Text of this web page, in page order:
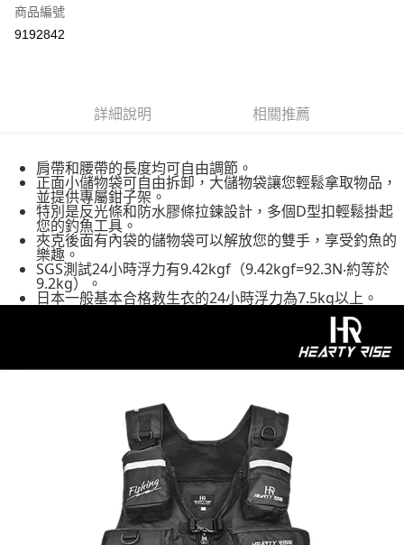
2.付款方式選擇「大哥付你分期」，訂單成立後會自動跳轉到大哥付的交易
流程，驗證手機門號後，選擇欲分期的期數、繳款截止日，確認付款後即完
法說明評估內容。
【繳款方式說明】
2.透過簡訊連結打開帳單後，可選擇「超商條碼／台灣大直營門市／銀行轉
帳／街口支付／iPASS MONEY」等通路繳費。
【注意事項】
1.本服務係由「台灣大哥大股份有限公司」（以下簡稱本公司）所提供，讓
用戶於交易時，得透過本服務購買商品或服務，並由商店將買賣／分期付款
買賣價金債權讓與本公司後，依約使用本公司帳單繳交帳款。
2.基於同意付款使用「大哥付你分期」之契約關係目的，商店將以您的個人
資料（包含姓名、電話或地址）提供予台灣大哥大進項蒐集、處理及利用，
相關說明
【關於「AFTEE先享後付」】
３．安心：先確認商品／服務後，再付款。
１．於結帳方式選擇「AFTEE先享後付」後，將跳轉至「AFTEE先享後付」
結帳頁面，進行簡訊認證並確認金額後，即可完成結帳。
２．訂單成立數日內，您將收到繳費通知簡訊。
３．收到繳費通知簡訊後14天內，點擊此簡訊中的連結，可透過四大超商／
ATM／網路銀行／等多元方式進行付款，方視為交易完成。
※ 請注意：結帳手續完成當下不需立刻繳費，但若您需要取消訂單，請聯絡
購買商品的店家。未經商家同意取消之訂單仍視為有效，需透過AFTEE先享
後付繳納相關費用。
※ 交易是否成功請以「AFTEE先享後付 」之結帳頁面顯示為準，若有關於
https://netprotections.freshdesk.com/support/home
權轉讓予恩沛科技股份有限公司。
２．關於個人資料處理事宜，請瀏覽以下網址：
https://aftee.tw/terms/#terms3
３．未成年的使用者請事先徵得法定代理人或監護人之同意方可使用
「AFTEE先享後付」，若未經同意申辦者引起之損失，本公司不負相關責
４．使用「AFTEE先享後付」時，將依據個別帳號之用戶狀況，依本公司即
時審查核予不同之上限額度；若仍有額度不足之情形，本公司將視審查結果
請求用戶進行身份認證。
每筆NT$60，滿NT$1,200(含以上)免運費
付款後全家取貨
每筆NT$60，滿NT$1,200(含以上)免運費
7-11取貨付款
每筆NT$60，滿NT$1,200(含以上)免運費
每筆NT$100，滿NT$2,000(含以上)免運費
每筆NT$200，滿NT$2,000(含以上)免運費
貨到付款（門市自取請勿下單，請聯繫客服）
每筆NT$200，滿NT$3,000(含以上)免運費
商品編號
9192842
詳細說明 相關推薦
肩帶和腰帶的長度均可自由調節。
正面小儲物袋可自由拆卸，大儲物袋讓您輕鬆拿取物品，
並提供專屬鉗子架。
特別是反光條和防水膠條拉鍊設計，多個D型扣輕鬆掛起
您的釣魚工具。
夾克後面有內袋的儲物袋可以解放您的雙手，享受釣魚的
樂趣。
SGS測試24小時浮力有9.42kgf（9.42kgf=92.3N‧約等於
9.2kg）。
日本一般基本合格救生衣的24小時浮力為7.5kg以上。